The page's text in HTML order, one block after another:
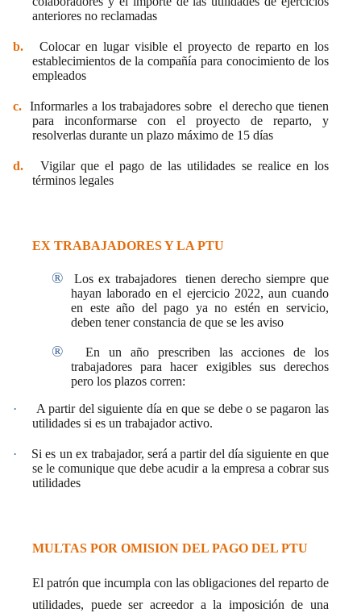
anteriores no reclamadas
b.
Colocar en lugar visible el proyecto de reparto en los
establecimientos de la compañía para conocimiento de los
empleados
c. Informarles a los trabajadores sobre el derecho que tienen
para inconformarse con el proyecto de reparto, y
resolverlas durante un plazo máximo de 15 días
d.
Vigilar que el pago de las utilidades se realice en los
términos legales
EX TRABAJADORES Y LA PTU
® Los ex trabajadores
tienen derecho siempre que
hayan laborado en el ejercicio 2022, aun cuando
en este año del pago ya no estén en servicio,
deben tener constancia de que se les aviso
®
En un año prescriben las acciones de los
trabajadores para hacer exigibles sus derechos
pero los plazos corren:
·
A partir del siguiente día en que se debe o se pagaron las
utilidades si es un trabajador activo.
· Si es un ex trabajador, será a partir del día siguiente en que
se le comunique que debe acudir a la empresa a cobrar sus
utilidades
MULTAS POR OMISION DEL PAGO DEL PTU
El patrón que incumpla con las obligaciones del reparto de
utilidades, puede ser acreedor a la imposición de una